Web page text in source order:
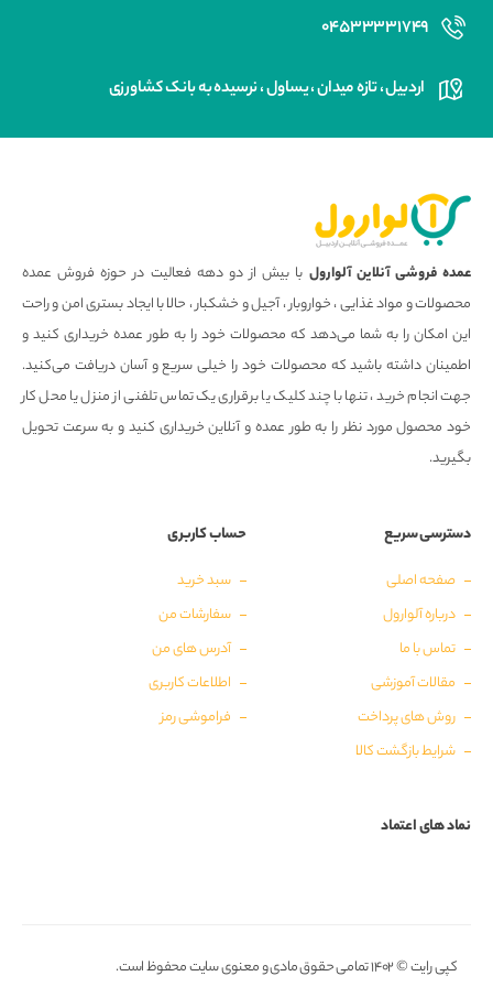
۰۴۵۳۳۳۳۱۷۴۹
اردبیل ، تازه میدان ، یساول ، نرسیده به بانک کشاورزی
عمده فروشی آنلاین آلوارول با بیش از دو دهه فعالیت در حوزه فروش عمده
محصولات و مواد غذایی ، خواروبار ، آجیل و خشکبار ، حالا با ایجاد بستری امن و راحت
این امکان را به شما می‌دهد که محصولات خود را به طور عمده خریداری کنید و
اطمینان داشته باشید که محصولات خود را خیلی سریع و آسان دریافت می‌کنید.
جهت انجام خرید ، تنها با چند کلیک یا برقراری یک تماس تلفنی از منزل یا محل کار
خود محصول مورد نظر را به طور عمده و آنلاین خریداری کنید و به سرعت تحویل
بگیرید.
دسترسی سریع
صفحه اصلی
درباره آلوارول
تماس با ما
مقالات آموزشی
روش های پرداخت
شرایط بازگشت کالا
حساب کاربری
سبد خرید
سفارشات من
آدرس های من
اطلاعات کاربری
فراموشی رمز
نماد های اعتماد
کپی رایت © ۱۴۰۲ تمامی حقوق مادی و معنوی سایت محفوظ است.